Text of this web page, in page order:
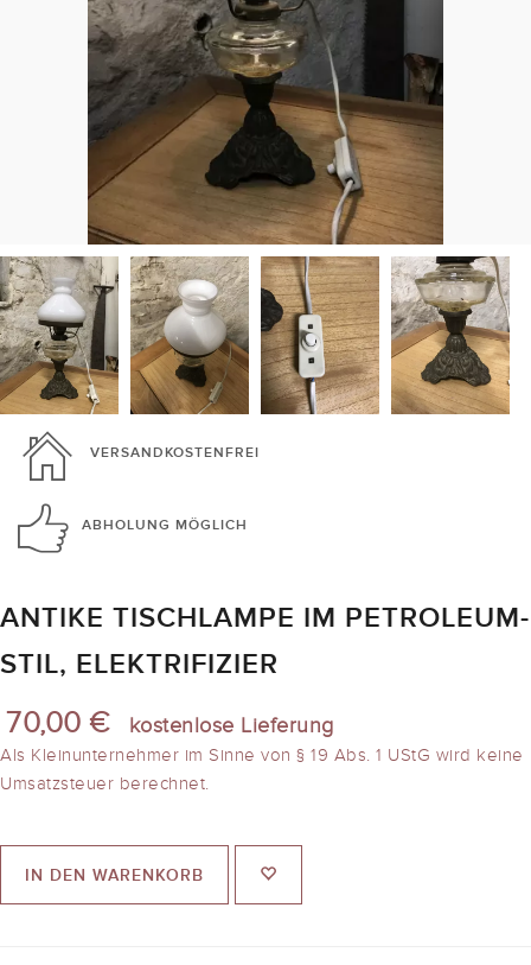
VERSANDKOSTENFREI
ABHOLUNG MÖGLICH
ANTIKE TISCHLAMPE IM PETROLEUM-
STIL, ELEKTRIFIZIER
70,00 € kostenlose Lieferung
Als Kleinunternehmer im Sinne von § 19 Abs. 1 UStG wird keine
Umsatzsteuer berechnet.
IN DEN WARENKORB